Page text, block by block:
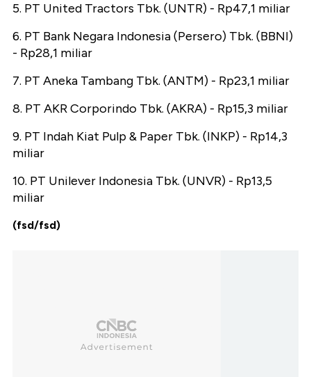
5. PT United Tractors Tbk. (UNTR) - Rp47,1 miliar
6. PT Bank Negara Indonesia (Persero) Tbk. (BBNI)
- Rp28,1 miliar
7. PT Aneka Tambang Tbk. (ANTM) - Rp23,1 miliar
8. PT AKR Corporindo Tbk. (AKRA) - Rp15,3 miliar
9. PT Indah Kiat Pulp & Paper Tbk. (INKP) - Rp14,3
miliar
10. PT Unilever Indonesia Tbk. (UNVR) - Rp13,5
miliar
(fsd/fsd)